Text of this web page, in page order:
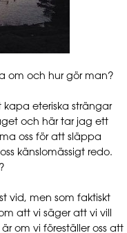
om och hur gör man?
eteriska strängar
och här tar jag ett
oss för att släppa
känslomässigt redo.
vid, men som faktiskt
att vi säger att vi vill
om vi föreställer oss att